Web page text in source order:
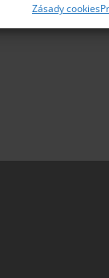
Zásady cookies
info@zebra.cz